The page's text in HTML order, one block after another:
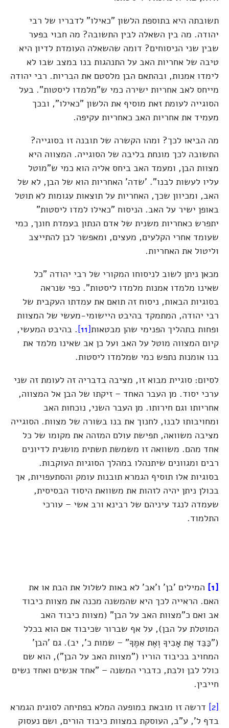
תשובתה היא בתוספת הלשון "כאילו" לדבריו של רבי
יהודה. מה בין השאלה לבין התשובה? מה חבוי בפער
שבין שני הניסוחים? דומה שהשאלה העומדת לדיון היא
טיבה של אחריות האב על התנהגות בנו במצב שבו לא
לימדו אמנות, ובהתאם הבן מלסטם את הבריות. רבי יהודה
מייחס לאב אחריות ישירה כמי ש"מלמדו ליסטות". בעל
הסוגייה לעומת זאת מוסיף את הלשון "כאילו", ובכך
מעמיד את אחריות האב כאחריות עקיפה.
מה הביאו לכך? ומהו הקשרה של תובנה זו בסוגייה?
התשובה לכך מונחת בליבה של הסוגייה. המצווה היא
מצוות הבן, ומעמד האב ביחס אליה הוא כמי ש"מוטל
עליו לעשות לבנו". 'שדה' האחריות הוא של הבן, לא של
האב, ומכיוון שכך, האחריות על תוצאות עגומות לא תוטל
באופן ישיר על האב. הניסוח "כאילו למדו ליסטות"
יתפרש כאחריות משנית של אדם הנתון בעמדת חונך, כמי
שעומד אחרי הקלעים, מעצים, ומאפשר לבן להתייצב
וליטול את האחריות.
מכאן ניתן לשוב לניסוחו המקורי של רבי יהודה "כל
שאינו מלמדו אמנות מלמדו ליסטות". כפי שנראה
בסוגיות הבאות, ניסוח זה תואם את עמדתו העקבית של
רבי יהודה, המתמקד בהיבט היישומי-מעשי של המצוות
ופחות בתהליך הפנימי שהן מבטאות[11]
. בהיבט המעשי,
קיום המצווה מוטל על האב ועל כן אב שאינו מלמד את
בנו אומנות נתפש כמי שמלמדו ליסטות.
לסיום: סוגיית מבוא זו, מציבה בדבריה זה לעומת זה שני
ערכי יסוד. מן העבר האחד – זיקתו של הבן אל המצווה,
אחריותו וגם חירותו. מן העבר השני, נוכחות האב
ומחויבותו לבנו, לחנוך את בנו בשורה של מצוות. הסוגייה
מציבה משוואה, תפישת עולם המזהה את מקומו של כל
אחד מהם. משוואה זו משמשת תשתית מושגית לדיונים
רבים ומגוונים שיתנהלו במהלך הסוגיות העוקבות.
בסוגיות אלו תוסיף הגמרא תובנות עומק והסתעפויות, אך
בכולן ניתן יהיה לזהות את משוואת היסוד הבסיסית,
שעמדה לנגד עיניהם של רבינא ורב אשי – עורכי
התלמוד.
המילים 'בן' ו'אב' לא באות לשלול את הבת או את
האם. הראייה לכך היא שהמשנה מכנה את מצוות כיבוד
אב ואם כ"מצוות האב על הבן" (מצוות כיבוד האב
המוטלת על הבן), על אף שברור שכיבוד אם הוא בכלל
("כַּבֵּד אֶת אָבִיךָ וְאֶת אִמֶּךָ" – שמות כ', יב). גם 'הבן'
המחויב בכיבוד הוריו ("מצוות האב על הבן"), הוא שם
כולל לבן ולבת, כדברי המשנה – "אחד אנשים ואחד נשים
חייבין.
דרשה זו מובאת במופעה המלא בפתיחה לסוגית הגמרא
בדף ל', ע"ב, העוסקת במצוות כיבוד הורים, ושם נעסוק